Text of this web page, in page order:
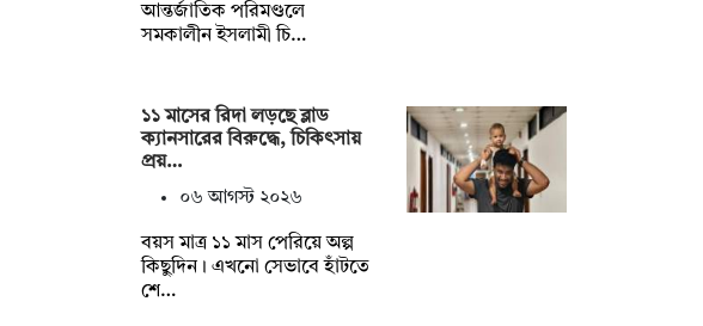
আন্তর্জাতিক পরিমণ্ডলে
সমকালীন ইসলামী চি…
১১ মাসের রিদা লড়ছে ব্লাড
ক্যানসারের বিরুদ্ধে, চিকিৎসায়
প্রয়…
০৬ আগস্ট ২০২৬
বয়স মাত্র ১১ মাস পেরিয়ে অল্প
কিছুদিন। এখনো সেভাবে হাঁটতে
শে…